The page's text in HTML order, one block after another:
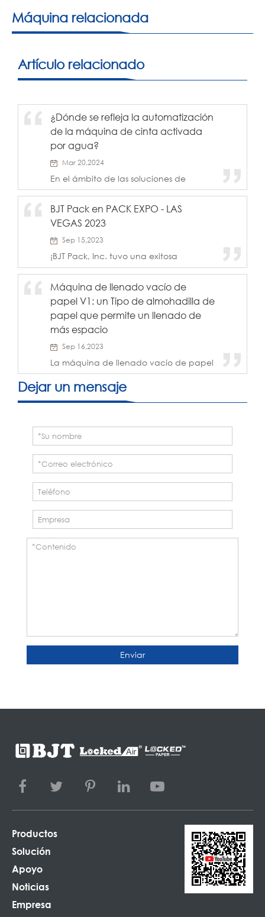
Máquina relacionada
Artículo relacionado
¿Dónde se refleja la automatización
de la máquina de cinta activada
por agua?
Mar 20,2024
En el ámbito de las soluciones de
embalaje, la máquina de cinta
BJT LockedPaper surge como una
versión mejorada de vanguardia este
para sellar paquetes no solo...
BJT Pack en PACK EXPO - LAS
VEGAS 2023
Sep 15,2023
¡BJT Pack, Inc. tuvo una exitosa
participación en PACK EXPO en Las
2023, nuestro equipo mostró con orgullo
los últimos avances en envases de
protección sostenible en el stand #6588.
Los asistentes quedaron
particularmente impresionados con
nuestras innovadoras soluciones de
cojín de aire LockedAir y cojín de papel
LockedPaper.
Máquina de llenado vacío de
papel V1: un Tipo de almohadilla de
papel que permite un llenado de
más espacio
Sep 16,2023
La máquina de llenado vacío de papel
V1 es un equipo avanzado que
proporciona soluciones de embalaje. A
través de la tecnología y el diseño
mayor eficiencia y un mejor paquete...
Dejar un mensaje
Enviar
Productos
Solución
Apoyo
Noticias
Empresa